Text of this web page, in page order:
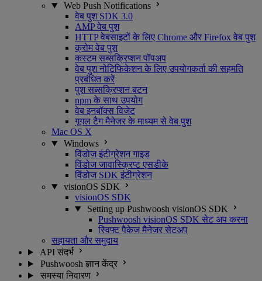
Web Push Notifications
वेब पुश SDK 3.0
AMP वेब पुश
HTTP वेबसाइटों के लिए Chrome और Firefox वेब पुश
क्रोम वेब पुश
कस्टम सब्सक्रिप्शन पॉपअप
वेब पुश नोटिफिकेशन के लिए उपयोगकर्ता की सहमति
प्रबंधित करें
पुश सब्सक्रिप्शन बटन
npm के साथ उपयोग
वेब इनबॉक्स विजेट
गूगल टैग मैनेजर के माध्यम से वेब पुश
Mac OS X
Windows
विंडोज इंटीग्रेशन गाइड
विंडोज जावास्क्रिप्ट एसडीके
विंडोज SDK इंटीग्रेशन
visionOS SDK
visionOS SDK
Setting up Pushwoosh visionOS SDK
Pushwoosh visionOS SDK सेट अप करना
स्विफ्ट पैकेज मैनेजर सेटअप
सहायता और समुदाय
API संदर्भ
Pushwoosh ज्ञान केंद्र
समस्या निवारण